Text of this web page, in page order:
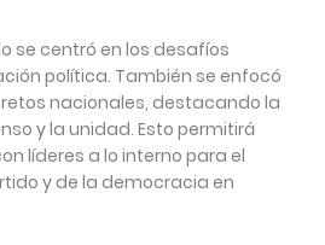
se centró en los desafíos
política. También se enfocó
nacionales, destacando la
y la unidad. Esto permitirá
líderes a lo interno para el
y de la democracia en